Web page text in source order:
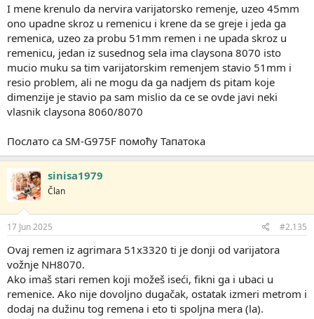
:
I mene krenulo da nervira varijatorsko remenje, uzeo 45mm
ono upadne skroz u remenicu i krene da se greje i jeda ga
remenica, uzeo za probu 51mm remen i ne upada skroz u
remenicu, jedan iz susednog sela ima claysona 8070 isto
mucio muku sa tim varijatorskim remenjem stavio 51mm i
resio problem, ali ne mogu da ga nadjem ds pitam koje
dimenzije je stavio pa sam mislio da ce se ovde javi neki
vlasnik claysona 8060/8070
Послато са SM-G975F помоћу Тапатока
sinisa1979
Član
17 Jun 2025 #2.135
Ovaj remen iz agrimara 51x3320 ti je donji od varijatora
vožnje NH8070.
Ako imaš stari remen koji možeš iseći, fikni ga i ubaci u
remenice. Ako nije dovoljno dugačak, ostatak izmeri metrom i
dodaj na dužinu tog remena i eto ti spoljna mera (la).